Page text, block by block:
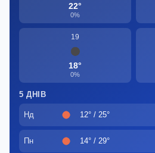
22°
0%
19
18°
0%
5 ДНІВ
Нд 12° / 25°
Пн 14° / 29°